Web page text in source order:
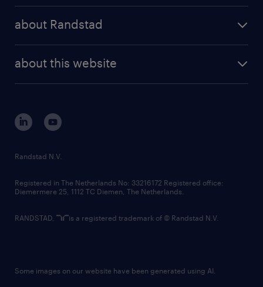
randstad professional
randstad digital
about Randstad
corporate governance
randstad innovation fund
country websites
about this website
Randstad N.V.
Registered in The Netherlands No: 33216172 Registered office:
Diemermere 25, 1112 TC Diemen, The Netherlands.
RANDSTAD, is a registered trademark of © Randstad N.V.
Some images on our website have been generated using AI.